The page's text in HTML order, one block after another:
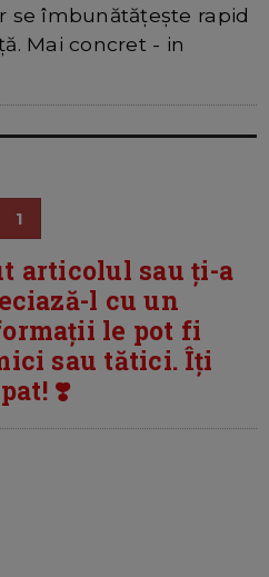
se îmbunătățește rapid
Mai concret - in
1
articolul sau ți-a
l cu un
le pot fi
sau tătici. Îți
❣️